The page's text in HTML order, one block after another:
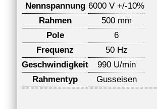
Nennspannung 6000 V +/-10%
Rahmen
500 mm
Pole
6
Frequenz
50 Hz
Geschwindigkeit
990 U/min
Rahmentyp
Gusseisen